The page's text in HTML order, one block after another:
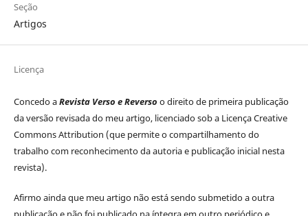
Seção
Artigos
Licença
Concedo aRevista Verso e Reverso o direito de primeira publicação
da versão revisada do meu artigo, licenciado sob a Licença Creative
Commons Attribution (que permite o compartilhamento do
trabalho com reconhecimento da autoria e publicação inicial nesta
revista).
Afirmo ainda que meu artigo não está sendo submetido a outra